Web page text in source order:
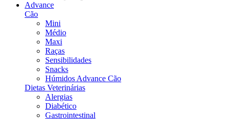
Advance
Cão
Mini
Médio
Maxi
Raças
Sensibilidades
Snacks
Húmidos Advance Cão
Dietas Veterinárias
Alergias
Diabético
Gastrointestinal